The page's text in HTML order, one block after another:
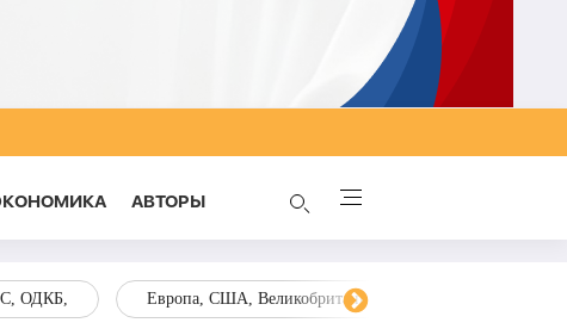
AВТОРЫ
ОДКБ, Европа, США, Великобритания, Украина, Запад,